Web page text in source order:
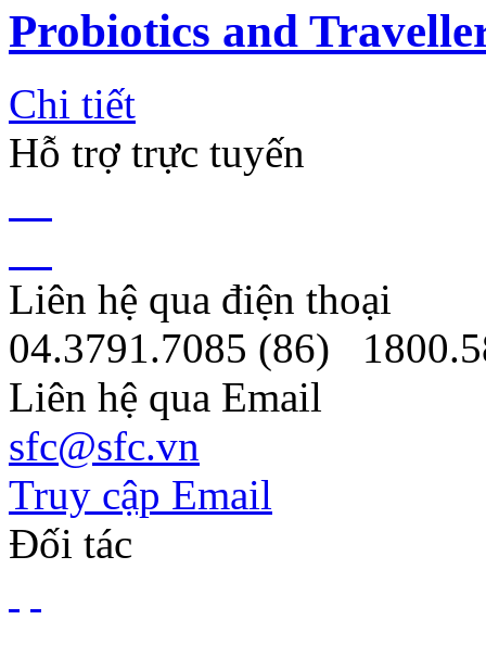
Probiotics and
Chi tiết
Hỗ trợ trực tuyến
Liên hệ qua điện thoại
04.3791.7085 (86)
Liên hệ qua Email
sfc@sfc.vn
Truy cập Email
Đối tác